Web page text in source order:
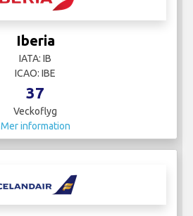
Iberia
IATA: IB
ICAO: IBE
37
Veckoflyg
Mer information